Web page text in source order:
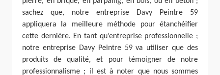
sachez que, notre entreprise Davy Peintre 59
appliquera la meilleure méthode pour étanchéifier
cette dernière. En tant qu’entreprise professionnelle ;
notre entreprise Davy Peintre 59 va utiliser que des
produits de qualité, et pour témoigner de notre
professionnalisme ; il est à noter que nous sommes